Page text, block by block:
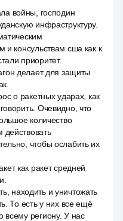
войны, господин
инфраструктуру.
и консульствам сша как к
приоритет.
делает для защиты
о ракетных ударах, как
Очевидно, что
количество
чтобы ослабить их
как ракет средней
находить и уничтожать
То есть у них все ещё
всему региону. У нас